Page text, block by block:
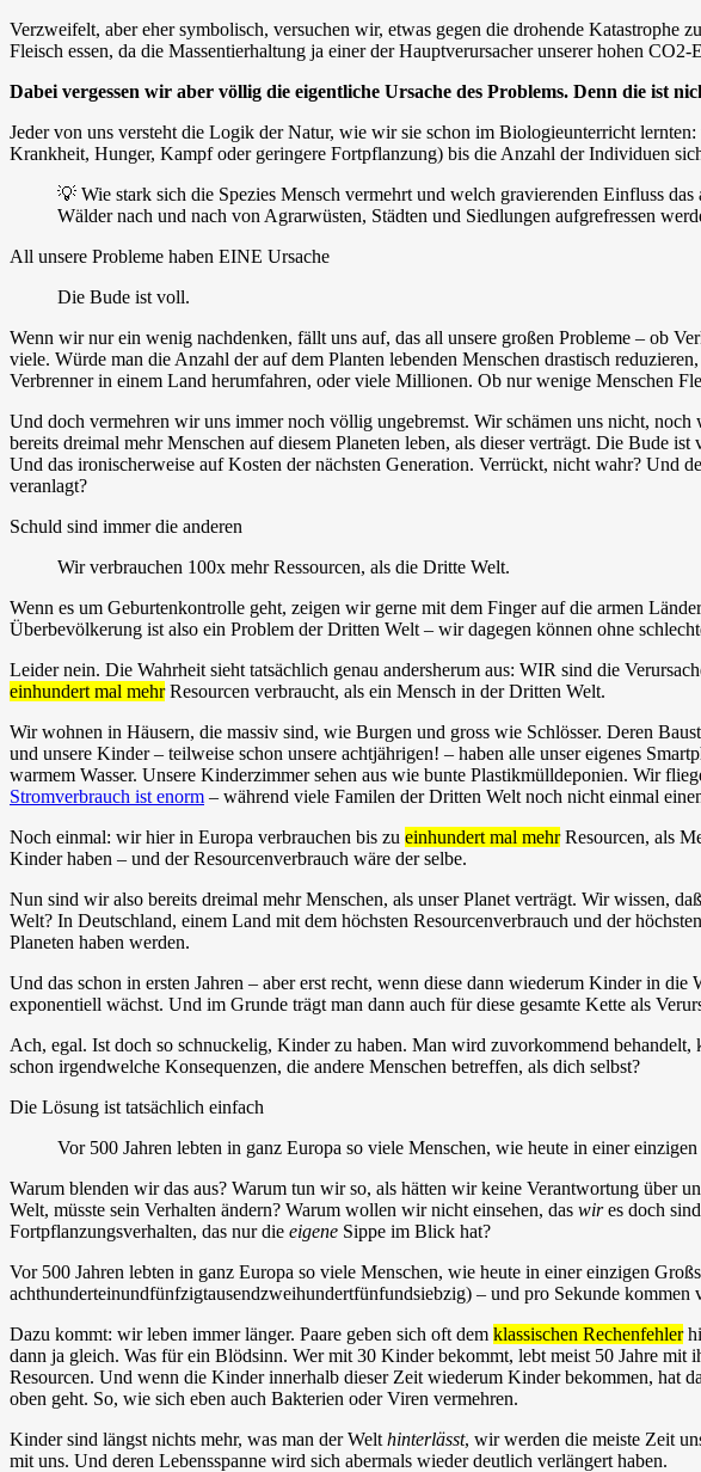
Verzweifelt, aber eher symbolisch, versuchen wir, etwas gegen die drohende Katastrophe
Fleisch essen, da die Massentierhaltung ja einer der Hauptverursacher unserer hohen CO2-
Dabei vergessen wir aber völlig die eigentliche Ursache des Problems. Denn die ist
Jeder von uns versteht die Logik der Natur, wie wir sie schon im Biologieunterricht
Krankheit, Hunger, Kampf oder geringere Fortpflanzung) bis die Anzahl der Individuen
💡 Wie stark sich die Spezies Mensch vermehrt und welch gravierenden Einfluss
Wälder nach und nach von Agrarwüsten, Städten und Siedlungen aufgrefressen
All unsere Probleme haben EINE Ursache
Die Bude ist voll.
Wenn wir nur ein wenig nachdenken, fällt uns auf, das all unsere großen Probleme – ob
viele. Würde man die Anzahl der auf dem Planten lebenden Menschen drastisch
Verbrenner in einem Land herumfahren, oder viele Millionen. Ob nur wenige Menschen
Und doch vermehren wir uns immer noch völlig ungebremst. Wir schämen uns nicht,
bereits dreimal mehr Menschen auf diesem Planeten leben, als dieser verträgt. Die Bude
Und das ironischerweise auf Kosten der nächsten Generation. Verrückt, nicht wahr? Und
veranlagt?
Schuld sind immer die anderen
Wir verbrauchen 100x mehr Ressourcen, als die Dritte Welt.
Wenn es um Geburtenkontrolle geht, zeigen wir gerne mit dem Finger auf die armen
Überbevölkerung ist also ein Problem der Dritten Welt – wir dagegen können ohne
Leider nein. Die Wahrheit sieht tatsächlich genau andersherum aus: WIR sind die
einhundert mal mehrResourcen verbraucht, als ein Mensch in der Dritten Welt.
Wir wohnen in Häusern, die massiv sind, wie Burgen und gross wie Schlösser. Deren
und unsere Kinder – teilweise schon unsere achtjährigen! – haben alle unser eigenes
warmem Wasser. Unsere Kinderzimmer sehen aus wie bunte Plastikmülldeponien. Wir
Stromverbrauch ist enorm – während viele Familen der Dritten Welt noch nicht einmal
Noch einmal: wir hier in Europa verbrauchen bis zu einhundert mal mehrResourcen, als
Kinder haben – und der Resourcenverbrauch wäre der selbe.
Nun sind wir also bereits dreimal mehr Menschen, als unser Planet verträgt. Wir wissen,
Welt? In Deutschland, einem Land mit dem höchsten Resourcenverbrauch und der
Planeten haben werden.
Und das schon in ersten Jahren – aber erst recht, wenn diese dann wiederum Kinder in
exponentiell wächst. Und im Grunde trägt man dann auch für diese gesamte Kette als
Ach, egal. Ist doch so schnuckelig, Kinder zu haben. Man wird zuvorkommend
schon irgendwelche Konsequenzen, die andere Menschen betreffen, als dich selbst?
Die Lösung ist tatsächlich einfach
Vor 500 Jahren lebten in ganz Europa so viele Menschen, wie heute in einer
Warum blenden wir das aus? Warum tun wir so, als hätten wir keine Verantwortung über
Welt, müsste sein Verhalten ändern? Warum wollen wir nicht einsehen, das wires doch
Fortpflanzungsverhalten, das nur die eigene Sippe im Blick hat?
Vor 500 Jahren lebten in ganz Europa so viele Menschen, wie heute in einer einzigen
achthunderteinundfünfzigtausendzweihundertfünfundsiebzig) – und pro Sekunde kommen
Dazu kommt: wir leben immer länger. Paare geben sich oft dem klassischen Rechenfehler
dann ja gleich. Was für ein Blödsinn. Wer mit 30 Kinder bekommt, lebt meist 50 Jahre mit
Resourcen. Und wenn die Kinder innerhalb dieser Zeit wiederum Kinder bekommen, hat
oben geht. So, wie sich eben auch Bakterien oder Viren vermehren.
Kinder sind längst nichts mehr, was man der Welt hinterlässt, wir werden die meiste Zeit
mit uns. Und deren Lebensspanne wird sich abermals wieder deutlich verlängert haben.